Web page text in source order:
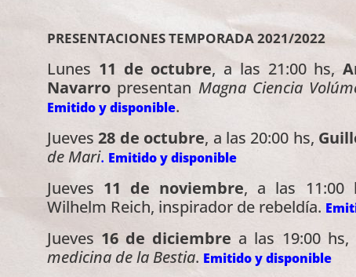
PRESENTACIONES TEMPORADA 2021/2022
Lunes 11 de octubre, a las 21:00 hs,
Navarro presentan Magna Ciencia
Emitido y disponible.
Jueves 28 de octubre, a las 20:00 hs,
de Mari. Emitido y disponible
Jueves 11 de noviembre, a las 11:00
Wilhelm Reich, inspirador de rebeldía.
Jueves 16 de diciembre a las 19:00 hs,
medicina de la Bestia. Emitido y disponible